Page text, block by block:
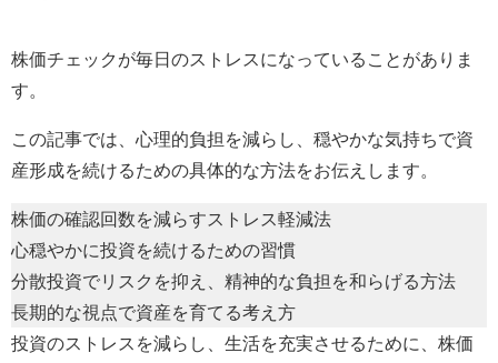
株価チェックが毎日のストレスになっていることがありま
す。
この記事では、心理的負担を減らし、穏やかな気持ちで資
産形成を続けるための具体的な方法をお伝えします。
株価の確認回数を減らすストレス軽減法
心穏やかに投資を続けるための習慣
分散投資でリスクを抑え、精神的な負担を和らげる方法
長期的な視点で資産を育てる考え方
投資のストレスを減らし、生活を充実させるために、株価